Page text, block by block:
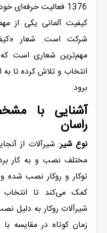
1376 فعالیت حرفه‌ای خود را آغاز کرده.
کیفیت آلمانی یکی از
شرکت است. شعار
مهم‌ترین شعاری است
انتخاب و تلاش کرده تا
برود.
آشنایی با
راسان
نوع شیر:شیرآلات از
مختلف نصب و به کار
توکار و روکار نصب شده
کمک می‌کند تا
شیرآلات روکار به دلیل
زمان کوتاه در مقایسه